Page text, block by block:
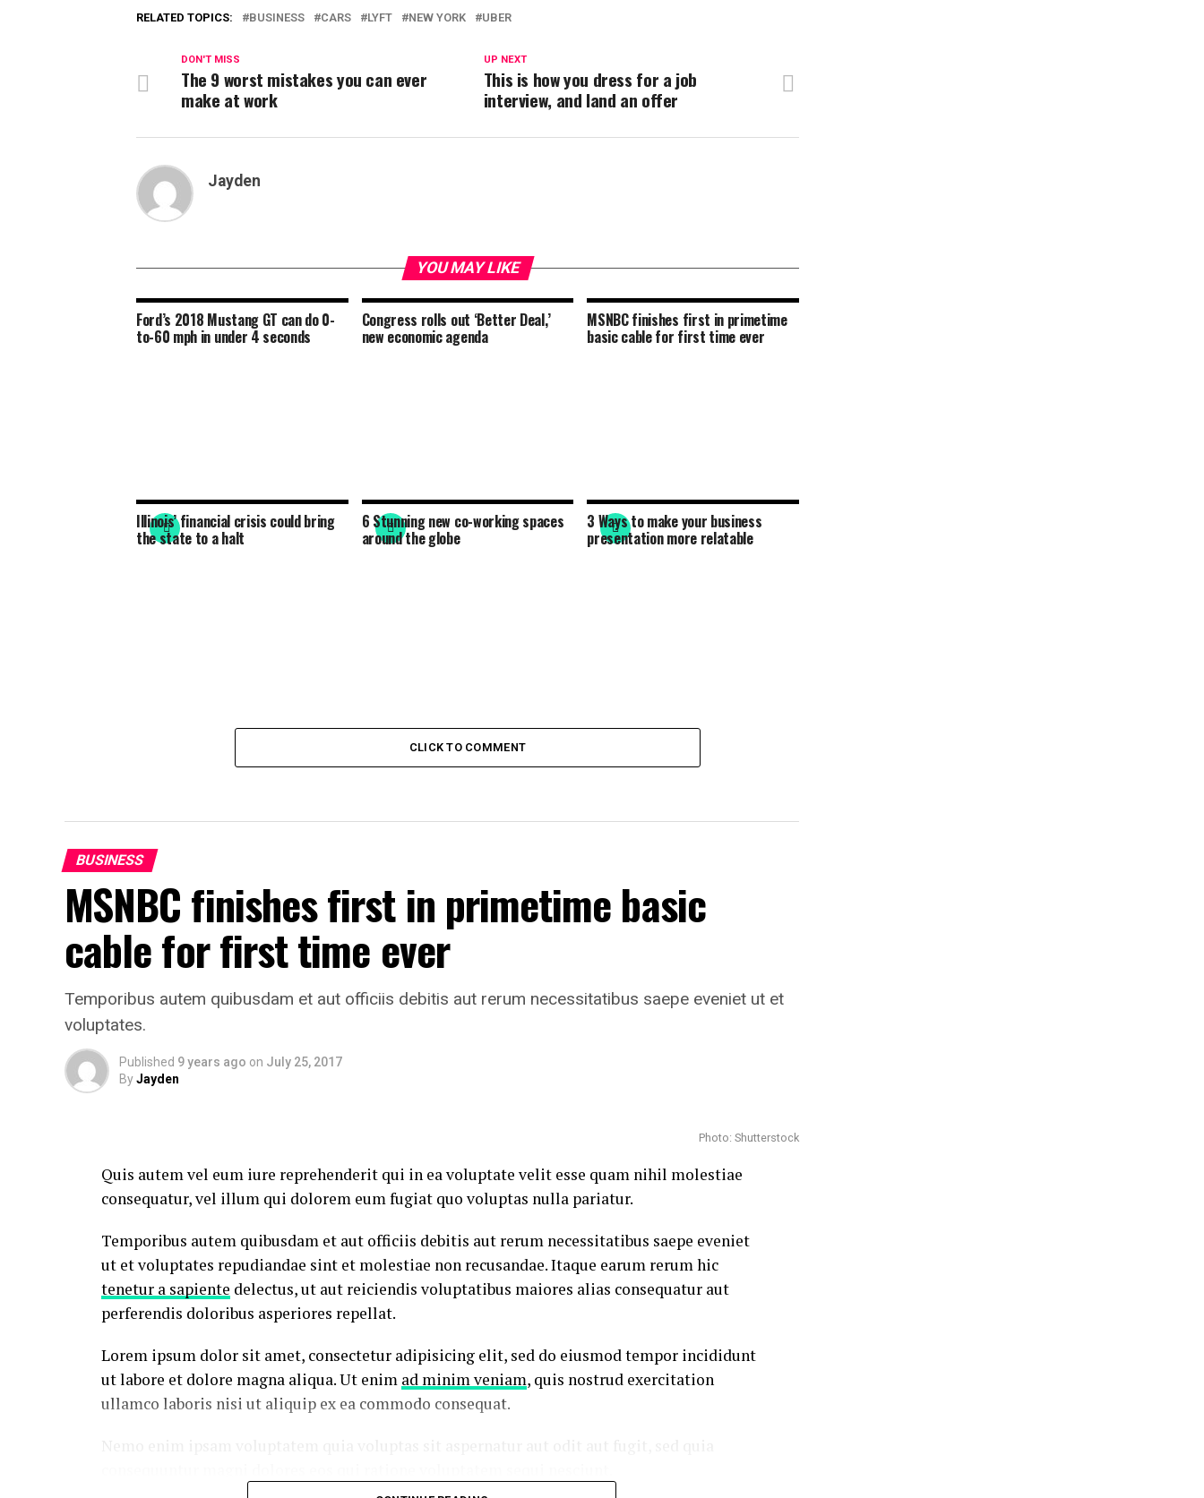
RELATED TOPICS: BUSINESS CARS LYFT NEW YORK UBER
UP NEXT
This is how you dress for a job
interview, and land an offer
DON'T MISS
The 9 worst mistakes you can ever
make at work
Jayden
YOU MAY LIKE
Ford’s 2018 Mustang GT can do 0-
to-60 mph in under 4 seconds
Congress rolls out ‘Better Deal,’
new economic agenda
MSNBC finishes first in primetime
basic cable for first time ever
Illinois’ financial crisis could bring
the state to a halt
6 Stunning new co-working spaces
around the globe
3 Ways to make your business
presentation more relatable
CLICK TO COMMENT
BUSINESS
MSNBC finishes first in primetime basic
cable for first time ever
Temporibus autem quibusdam et aut officiis debitis aut rerum necessitatibus saepe eveniet ut et
voluptates.
Published 9 years ago on July 25, 2017
ByJayden
Photo: Shutterstock
Quis autem vel eum iure reprehenderit qui in ea voluptate velit esse quam nihil molestiae
consequatur, vel illum qui dolorem eum fugiat quo voluptas nulla pariatur.
Temporibus autem quibusdam et aut officiis debitis aut rerum necessitatibus saepe eveniet
ut et voluptates repudiandae sint et molestiae non recusandae. Itaque earum rerum hic
tenetur a sapiente delectus, ut aut reiciendis voluptatibus maiores alias consequatur aut
perferendis doloribus asperiores repellat.
Lorem ipsum dolor sit amet, consectetur adipisicing elit, sed do eiusmod tempor incididunt
ut labore et dolore magna aliqua. Ut enim ad minim veniam, quis nostrud exercitation
ullamco laboris nisi ut aliquip ex ea commodo consequat.